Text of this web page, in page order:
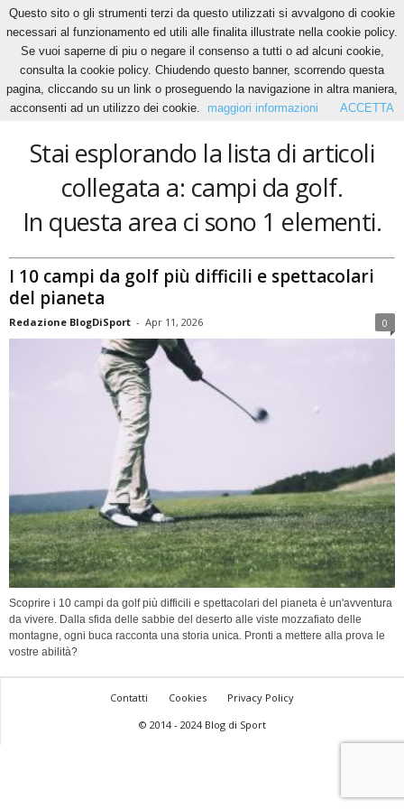
Home Tags Campi da golf
campi da golf
Stai esplorando la lista di articoli
collegata a: campi da golf.
In questa area ci sono 1 elementi.
I 10 campi da golf più difficili e spettacolari
del pianeta
Redazione BlogDiSport - Apr 11, 2026 0
Scoprire i 10 campi da golf più difficili e spettacolari del pianeta è un'avventura
da vivere. Dalla sfida delle sabbie del deserto alle viste mozzafiato delle
montagne, ogni buca racconta una storia unica. Pronti a mettere alla prova le
vostre abilità?
Contatti Cookies
Privacy Policy
© 2014 - 2024 Blog di Sport
Questo sito o gli strumenti terzi da questo utilizzati si avvalgono di cookie
necessari al funzionamento ed utili alle finalita illustrate nella cookie policy.
Se vuoi saperne di piu o negare il consenso a tutti o ad alcuni cookie,
consulta la cookie policy. Chiudendo questo banner, scorrendo questa
pagina, cliccando su un link o proseguendo la navigazione in altra maniera,
acconsenti ad un utilizzo dei cookie.
maggiori informazioni ACCETTA